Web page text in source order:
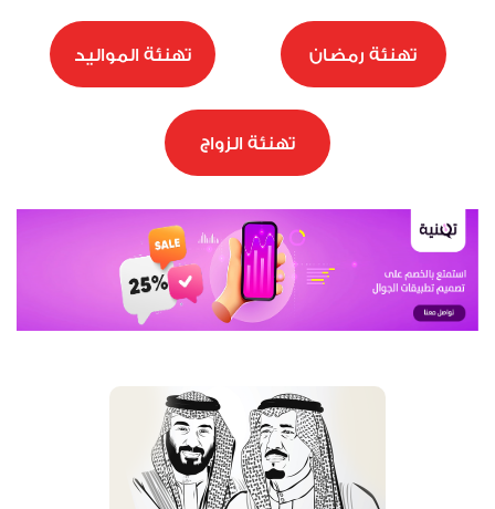
تهنئة رمضان تهنئة المواليد
تهنئة الزواج